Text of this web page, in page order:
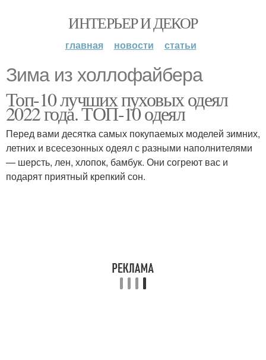
ИНТЕРЬЕР И ДЕКОР
главная новости статьи
Зима из холлофайбера
Топ-10 лучших пуховых одеял
2022 года. ТОП-10 одеял
Перед вами десятка самых покупаемых моделей зимних,
летних и всесезонных одеял с разными наполнителями
— шерсть, лен, хлопок, бамбук. Они согреют вас и
подарят приятный крепкий сон.